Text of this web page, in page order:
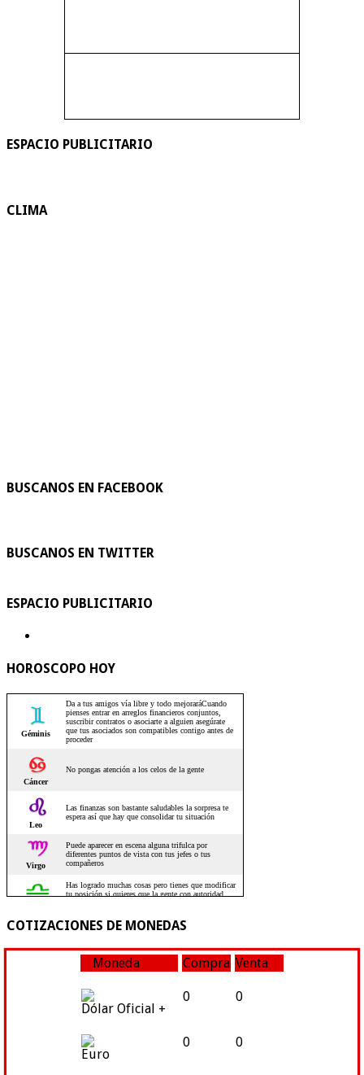
ESPACIO PUBLICITARIO
CLIMA
BUSCANOS EN FACEBOOK
BUSCANOS EN TWITTER
ESPACIO PUBLICITARIO
HOROSCOPO HOY
COTIZACIONES DE MONEDAS
Moneda Compra Venta
Dólar Oficial +
0 0
Euro
0 0